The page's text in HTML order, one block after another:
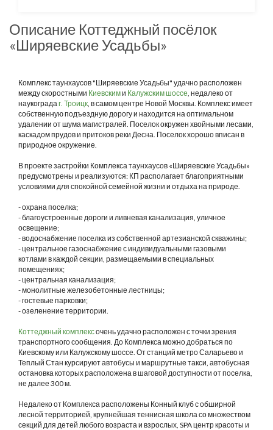
Описание Коттеджный посёлок
«Ширяевские Усадьбы»
Комплекс таунхаусов "Ширяевские Усадьбы" удачно расположен
между скоростными Киевскими Калужским шоссе, недалеко от
наукоградаг. Троицк, в самом центре Новой Москвы. Комплекс имеет
собственную подъездную дорогу и находится на оптимальном
удалении от шума магистралей. Поселок окружен хвойными лесами,
каскадом прудов и притоков реки Десна. Поселок хорошо вписан в
природное окружение.
В проекте застройки Комплекса таунхаусов «Ширяевские Усадьбы»
предусмотрены и реализуются: КП располагает благоприятными
условиями для спокойной семейной жизни и отдыха на природе.
- охрана поселка;
- благоустроенные дороги и ливневая канализация, уличное
освещение;
- водоснабжение поселка из собственной артезианской скважины;
- центральное газоснабжение с индивидуальными газовыми
котлами в каждой секции, размещаемыми в специальных
помещениях;
- центральная канализация;
- монолитные железобетонные лестницы;
- гостевые парковки;
- озеленение территории.
Коттеджный комплексочень удачно расположен с точки зрения
транспортного сообщения. До Комплекса можно добраться по
Киевскому или Калужскому шоссе. От станций метро Саларьево и
Теплый Стан курсируют автобусы и маршрутные такси, автобусная
остановка которых расположена в шаговой доступности от поселка,
не далее 300 м.
Недалеко от Комплекса расположены Конный клуб с обширной
лесной территорией, крупнейшая теннисная школа со множеством
секций для детей любого возраста и взрослых, SPA центр красоты и